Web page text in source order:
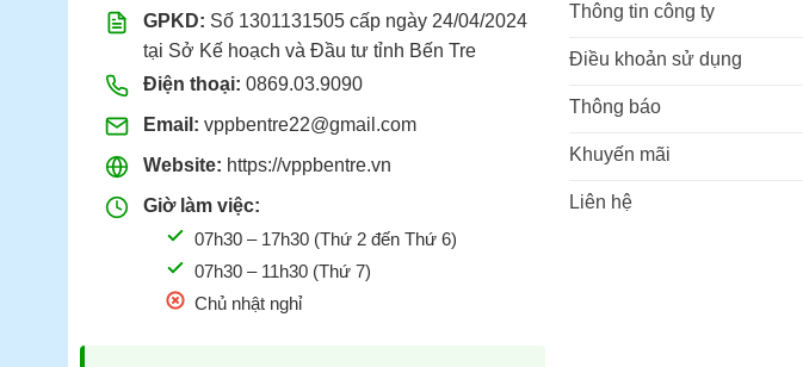
GPKD: Số 1301131505 cấp ngày 24/04/2024
tại Sở Kế hoạch và Đầu tư tỉnh Bến Tre
Điện thoại: 0869.03.9090
Email: vppbentre22@gmail.com
Website: https://vppbentre.vn
Giờ làm việc:
07h30 – 17h30 (Thứ 2 đến Thứ 6)
07h30 – 11h30 (Thứ 7)
Chủ nhật nghỉ
Thông tin công ty
Điều khoản sử dụng
Thông báo
Khuyến mãi
Liên hệ